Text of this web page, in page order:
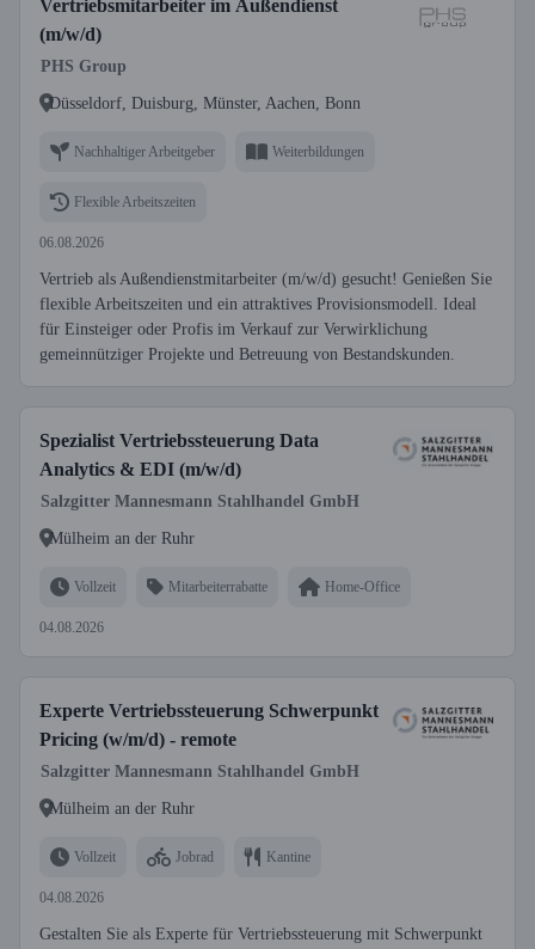
Vertriebsmitarbeiter im Außendienst
(m/w/d)
PHS Group
Düsseldorf, Duisburg, Münster, Aachen, Bonn
Nachhaltiger Arbeitgeber Weiterbildungen
Flexible Arbeitszeiten
06.08.2026
Vertrieb als Außendienstmitarbeiter (m/w/d) gesucht! Genießen Sie
flexible Arbeitszeiten und ein attraktives Provisionsmodell. Ideal
für Einsteiger oder Profis im Verkauf zur Verwirklichung
gemeinnütziger Projekte und Betreuung von Bestandskunden.
Spezialist Vertriebssteuerung Data
Analytics & EDI (m/w/d)
Salzgitter Mannesmann Stahlhandel GmbH
Mülheim an der Ruhr
Vollzeit Mitarbeiterrabatte Home-Office
04.08.2026
Experte Vertriebssteuerung Schwerpunkt
Pricing (w/m/d) - remote
Salzgitter Mannesmann Stahlhandel GmbH
Mülheim an der Ruhr
Vollzeit Jobrad Kantine
04.08.2026
Gestalten Sie als Experte für Vertriebssteuerung mit Schwerpunkt